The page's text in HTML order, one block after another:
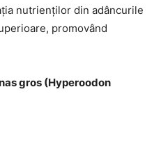
nutrienților din adâncurile
promovând
gros (Hyperoodon